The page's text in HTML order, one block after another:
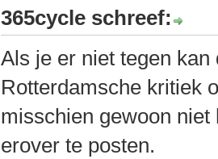
365cycle schreef:
Als je er niet tegen
Rotterdamsche kritiek
misschien gewoon
erover te posten.